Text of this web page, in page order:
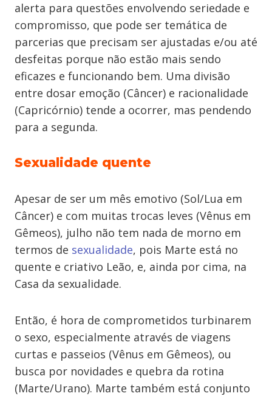
alerta para questões envolvendo seriedade e
compromisso, que pode ser temática de
parcerias que precisam ser ajustadas e/ou até
desfeitas porque não estão mais sendo
eficazes e funcionando bem. Uma divisão
entre dosar emoção (Câncer) e racionalidade
(Capricórnio) tende a ocorrer, mas pendendo
para a segunda.
Sexualidade quente
Apesar de ser um mês emotivo (Sol/Lua em
Câncer) e com muitas trocas leves (Vênus em
Gêmeos), julho não tem nada de morno em
termos de sexualidade, pois Marte está no
quente e criativo Leão, e, ainda por cima, na
Casa da sexualidade.
Então, é hora de comprometidos turbinarem
o sexo, especialmente através de viagens
curtas e passeios (Vênus em Gêmeos), ou
busca por novidades e quebra da rotina
(Marte/Urano). Marte também está conjunto